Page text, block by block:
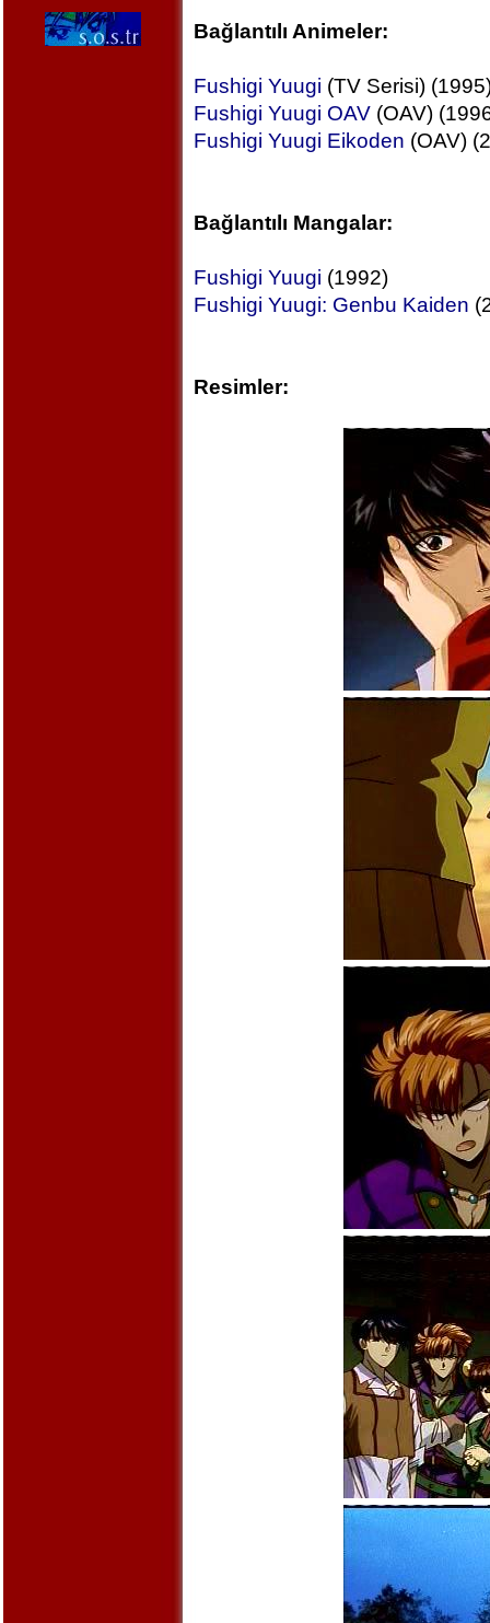
Bağlantılı Animeler:
Fushigi Yuugi (TV Serisi)
Fushigi Yuugi OAV(OAV)
Fushigi Yuugi Eikoden (OAV)
Bağlantılı Mangalar:
Fushigi Yuugi (1992)
Fushigi Yuugi: Genbu Kaiden
Resimler: